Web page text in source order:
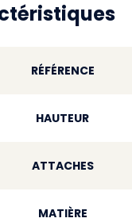
RÉFÉRENCE
HAUTEUR
ATTACHES
MATIÈRE